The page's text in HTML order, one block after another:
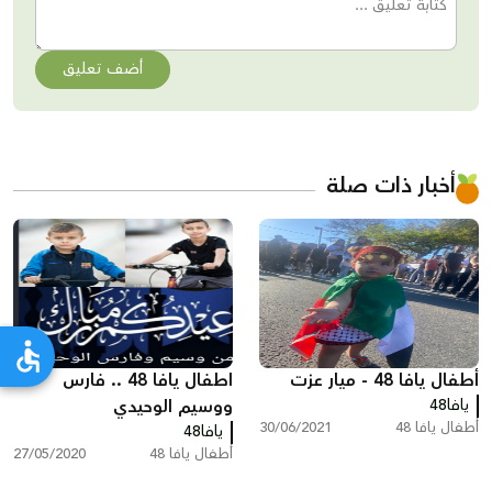
أضف تعليق
أخبار ذات صلة
أطفال يافا 48 - ميار عزت
يافا48
أطفال يافا 48 30/06/2021
اطفال يافا 48 .. فارس
ووسيم الوحيدي
يافا48
أطفال يافا 48 27/05/2020